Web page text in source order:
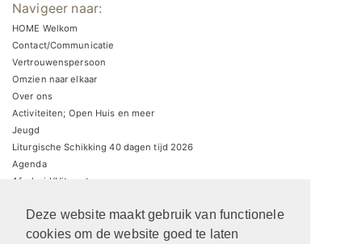
Deze website maakt gebruik van functionele
cookies om de website goed te laten
Navigeer naar:
HOME Welkom
Contact/Communicatie
Vertrouwenspersoon
Omzien naar elkaar
Over ons
Activiteiten; Open Huis en meer
Jeugd
Liturgische Schikking 40 dagen tijd 2026
Agenda
Afscheid/Uitvaart
Zaalverhuur/parkeren
ARCHIEF Liturgische schikkingen